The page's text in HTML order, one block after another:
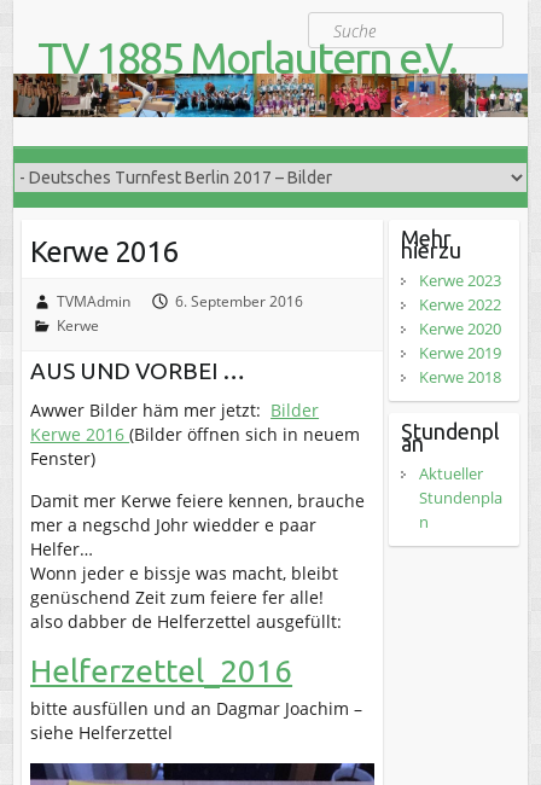
Suche
TV 1885 Morlautern e.V.
Der Turnverein für Jung und Alt
Kerwe 2016
TVMAdmin
6. September 2016
Kerwe
AUS UND VORBEI …
Awwer Bilder häm mer jetzt: Bilder
Kerwe 2016(Bilder öffnen sich in neuem
Fenster)
Damit mer Kerwe feiere kennen, brauche
mer a negschd Johr wiedder e paar
Helfer…
Wonn jeder e bissje was macht, bleibt
genüschend Zeit zum feiere fer alle!
also dabber de Helferzettel ausgefüllt:
Helferzettel_2016
bitte ausfüllen und an Dagmar Joachim –
siehe Helferzettel
Mehr
hierzu
Kerwe 2023
Kerwe 2022
Kerwe 2020
Kerwe 2019
Kerwe 2018
Stundenpl
an
Aktueller
Stundenpla
n